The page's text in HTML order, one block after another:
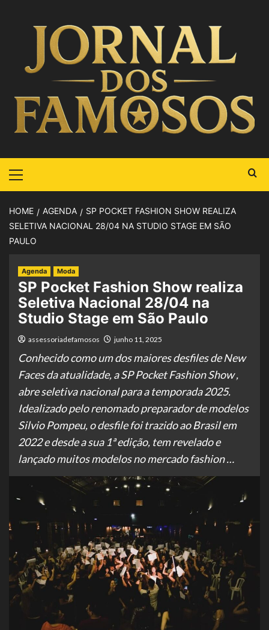
HOME AGENDA
SP POCKET FASHION SHOW REALIZA
SELETIVA NACIONAL 28/04 NA STUDIO STAGE EM SÃO
PAULO
Agenda Moda
SP Pocket Fashion Show realiza
Seletiva Nacional 28/04 na
Studio Stage em São Paulo
assessoriadefamosos junho 11, 2025
Conhecido como um dos maiores desfiles de New
Faces da atualidade, a SP Pocket Fashion Show ,
abre seletiva nacional para a temporada 2025.
Idealizado pelo renomado preparador de modelos
Silvio Pompeu, o desfile foi trazido ao Brasil em
2022 e desde a sua 1ª edição, tem revelado e
lançado muitos modelos no mercado fashion …